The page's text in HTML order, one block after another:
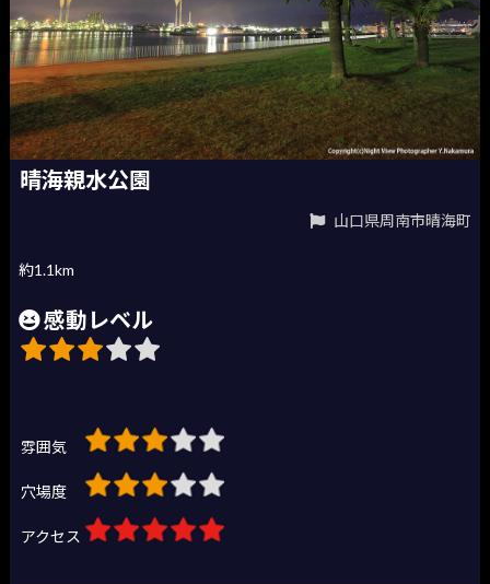
晴海親水公園
山口県周南市晴海町
約1.1km
感動レベル
雰囲気
穴場度
アクセス